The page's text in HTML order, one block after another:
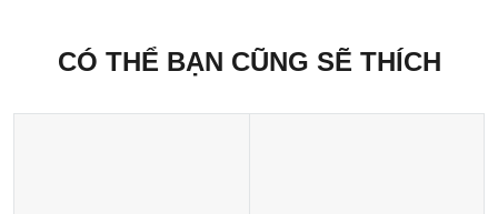
CÓ THỂ BẠN CŨNG SẼ THÍCH